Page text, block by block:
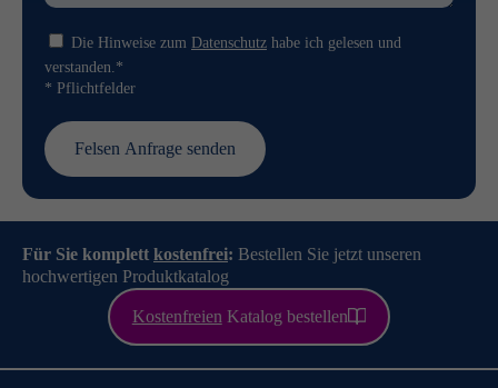
Die Hinweise zum Datenschutz habe ich gelesen und
verstanden.*
* Pflichtfelder
Für Sie komplett kostenfrei: Bestellen Sie jetzt unseren
hochwertigen Produktkatalog
Kostenfreien Katalog bestellen